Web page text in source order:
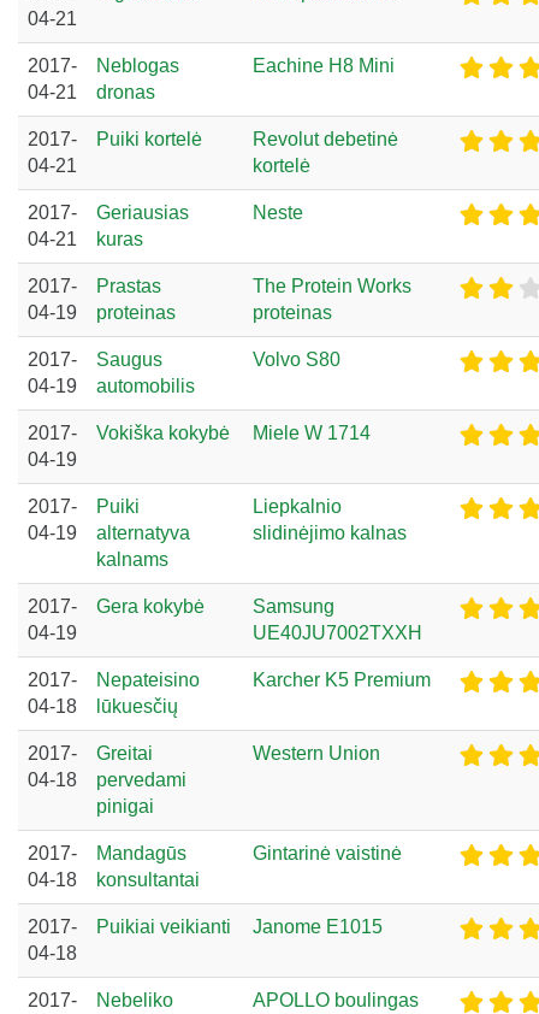
04-21
2017-
04-21
Neblogas
dronas
Eachine H8 Mini
2017-
04-21
Puiki kortelė
Revolut debetinė
kortelė
2017-
04-21
Geriausias
kuras
Neste
2017-
04-19
Prastas
proteinas
The Protein Works
proteinas
2017-
04-19
Saugus
automobilis
Volvo S80
2017-
04-19
Vokiška kokybė Miele W 1714
2017-
04-19
Puiki
alternatyva
kalnams
Liepkalnio
slidinėjimo kalnas
2017-
04-19
Gera kokybė
Samsung
UE40JU7002TXXH
2017-
04-18
Nepateisino
lūkuesčių
Karcher K5 Premium
2017-
04-18
Greitai
pervedami
pinigai
Western Union
2017-
04-18
Mandagūs
konsultantai
Gintarinė vaistinė
2017-
04-18
Puikiai veikianti Janome E1015
2017-
Nebeliko
APOLLO boulingas